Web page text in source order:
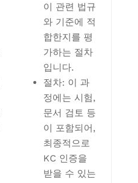
이 관련 법규
와 기준에 적
합한지를 평
가하는 절차
입니다.
절차: 이 과
정에는 시험,
문서 검토 등
이 포함되어,
최종적으로
KC 인증을
받을 수 있는